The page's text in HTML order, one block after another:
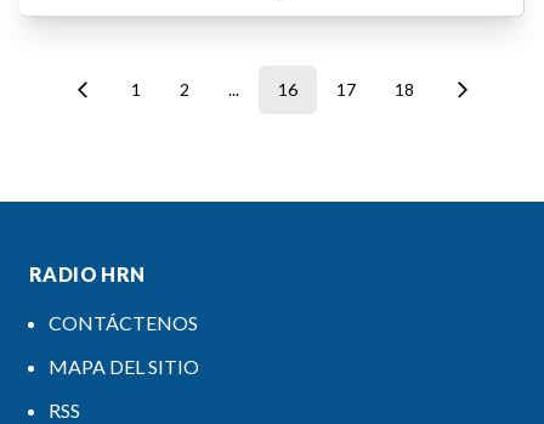
1 2 ... 16 17 18
RADIO HRN
CONTÁCTENOS
MAPA DEL SITIO
RSS